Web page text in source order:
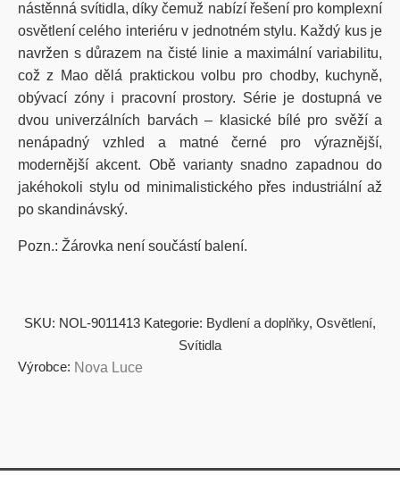
nástěnná svítidla, díky čemuž nabízí řešení pro komplexní
osvětlení celého interiéru v jednotném stylu. Každý kus je
navržen s důrazem na čisté linie a maximální variabilitu,
což z Mao dělá praktickou volbu pro chodby, kuchyně,
obývací zóny i pracovní prostory. Série je dostupná ve
dvou univerzálních barvách – klasické bílé pro svěží a
nenápadný vzhled a matné černé pro výraznější,
modernější akcent. Obě varianty snadno zapadnou do
jakéhokoli stylu od minimalistického přes industriální až
po skandinávský.
Pozn.: Žárovka není součástí balení.
SKU: NOL-9011413 Kategorie: Bydlení a doplňky, Osvětlení,
Svítidla
Výrobce: Nova Luce